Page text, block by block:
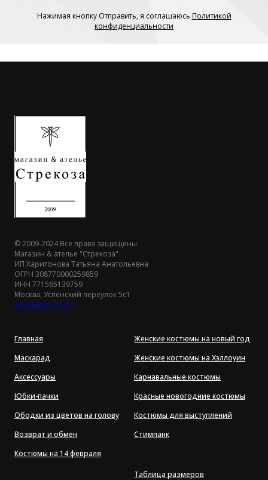
Нажимая кнопку Отправить, я соглашаюсь Политикой
конфиденциальности
© 2009-2024 Все права защищены.
Магазин & ателье "Стрекоза"
ИП Харитонова Татьяна Анатольевна
ОГРН 308770000259859
ИНН 771565139759
Москва, Успенский переулок 5с1
+7(926)232-51-32
Главная
Маскарад
Аксессуары
Юбки-пачки
Ободки из цветов на голову
Возврат и обмен
Костюмы на 14 февраля
Женские костюмы на новый год
Женские костюмы на Хэллоуин
Карнавальные костюмы
Красные новогодние костюмы
Костюмы для выступлений
Стимпанк
Таблица размеров